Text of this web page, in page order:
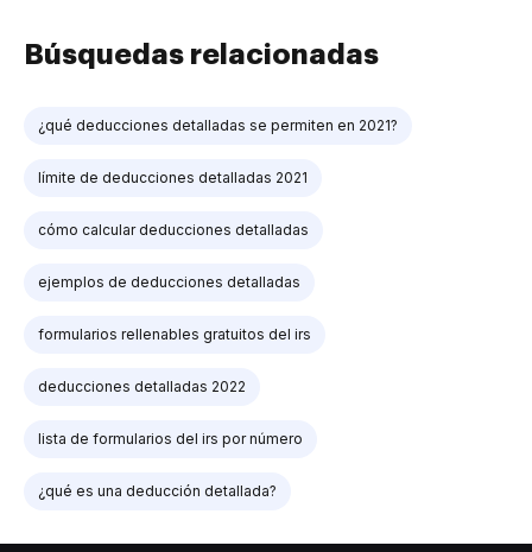
Búsquedas relacionadas
¿qué deducciones detalladas se permiten en 2021?
límite de deducciones detalladas 2021
cómo calcular deducciones detalladas
ejemplos de deducciones detalladas
formularios rellenables gratuitos del irs
deducciones detalladas 2022
lista de formularios del irs por número
¿qué es una deducción detallada?